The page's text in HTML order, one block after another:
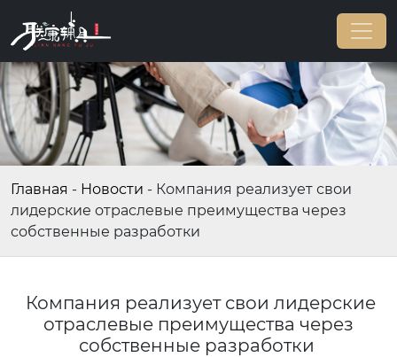
Главная - Новости - Компания реализует свои
лидерские отраслевые преимущества через
собственные разработки
Компания реализует свои лидерские
отраслевые преимущества через
собственные разработки